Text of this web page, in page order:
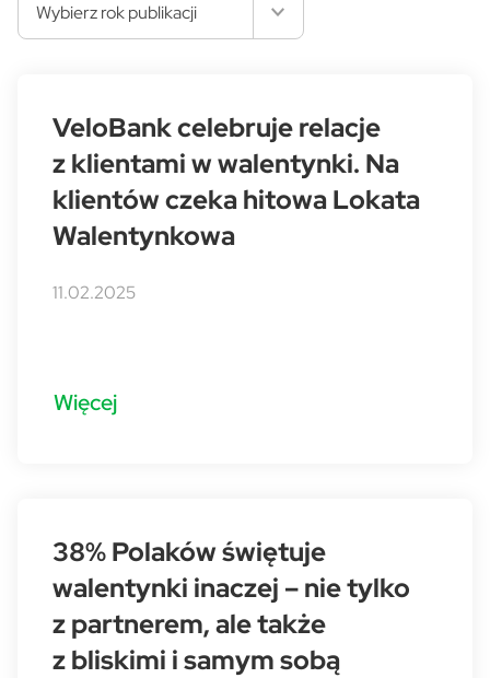
Wybierz rok publikacji
VeloBank celebruje relacje
z klientami w walentynki. Na
klientów czeka hitowa Lokata
Walentynkowa
11.02.2025
Więcej
38% Polaków świętuje
walentynki inaczej – nie tylko
z partnerem, ale także
z bliskimi i samym sobą